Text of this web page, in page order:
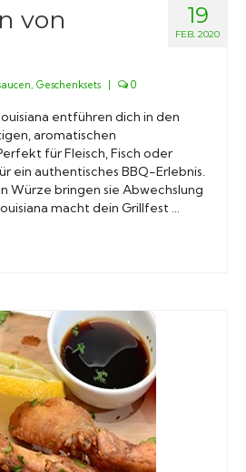
19
FEB. 2020
von
, Geschenksets 0
entführen dich in den
aromatischen
für Fleisch, Fisch oder
ein authentisches BBQ-Erlebnis.
Würze bringen sie Abwechslung
macht dein Grillfest …